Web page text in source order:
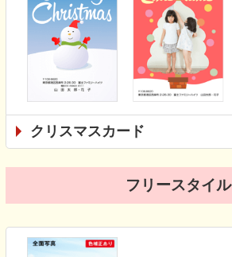
クリスマスカード
フリースタイル